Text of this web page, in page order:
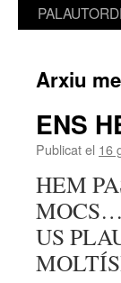
Arxiu
ENS
Publicat el 16
HEM
MOCS…
US